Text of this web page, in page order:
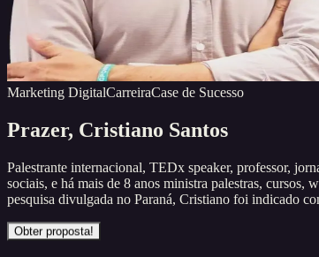
Marketing DigitalCarreiraCase de Sucesso
Prazer, Cristiano Santos
Palestrante internacional, TEDx speaker, professor,
sociais, e há mais de 8 anos ministra palestras,
pesquisa divulgada no Paraná, Cristiano foi indicado
Obter proposta!